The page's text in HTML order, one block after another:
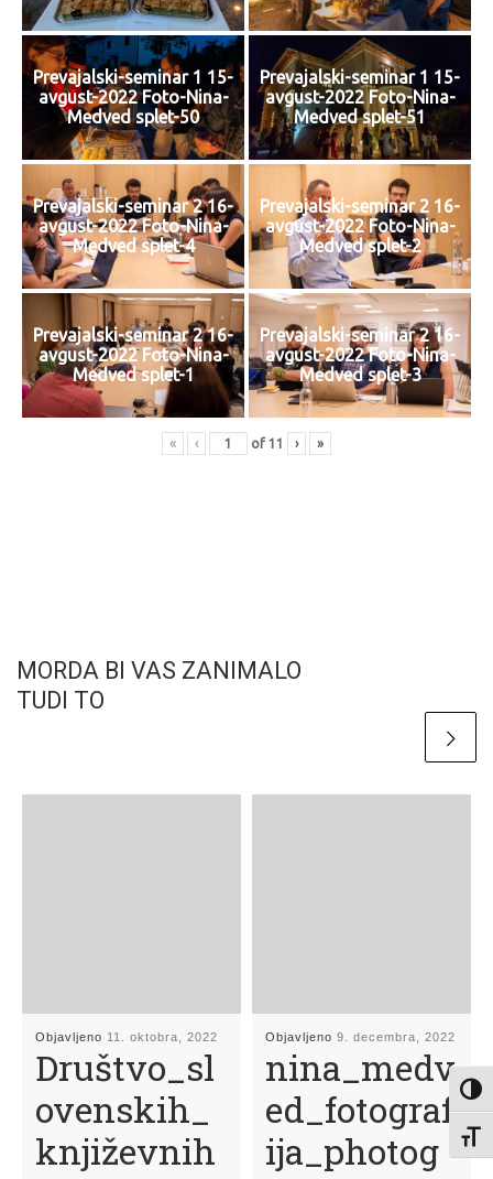
Prevajalski-seminar 1 15-
avgust-2022 Foto-Nina-
Medved splet-50
Prevajalski-seminar 1 15-
avgust-2022 Foto-Nina-
Medved splet-51
Prevajalski-seminar 2 16-
avgust-2022 Foto-Nina-
Medved splet-4
Prevajalski-seminar 2 16-
avgust-2022 Foto-Nina-
Medved splet-2
Prevajalski-seminar 2 16-
avgust-2022 Foto-Nina-
Medved splet-1
Prevajalski-seminar 2 16-
avgust-2022 Foto-Nina-
Medved splet-3
« ‹ of 11 › »
MORDA BI VAS ZANIMALO
TUDI TO
Objavljeno 11. oktobra, 2022
Društvo_sl
ovenskih_
književnih
Objavljeno9. decembra, 2022
nina_medv
ed_fotograf
ija_photog